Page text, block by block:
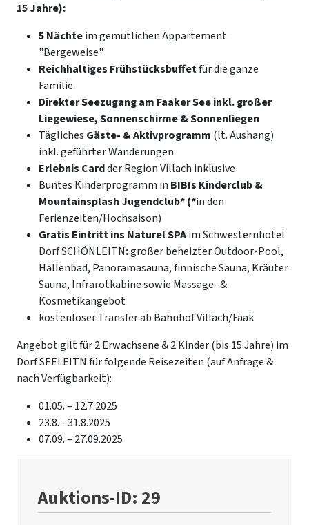
15 Jahre):
5 Nächteim gemütlichen Appartement
"Bergeweise"
Reichhaltiges Frühstücksbuffetfür die ganze
Familie
Direkter Seezugang am Faaker See inkl. großer
Liegewiese, Sonnenschirme & Sonnenliegen
Tägliches Gäste- & Aktivprogramm (lt. Aushang)
inkl. geführter Wanderungen
Erlebnis Cardder Region Villach inklusive
Buntes Kinderprogramm in BIBIs Kinderclub &
Mountainsplash Jugendclub* (*in den
Ferienzeiten/Hochsaison)
Gratis Eintritt ins Naturel SPAim Schwesternhotel
Dorf SCHÖNLEITN:großer beheizter Outdoor-Pool,
Hallenbad, Panoramasauna, finnische Sauna, Kräuter
Sauna, Infrarotkabine sowie Massage- &
Kosmetikangebot
kostenloser Transfer ab Bahnhof Villach/Faak
Angebot gilt für 2 Erwachsene & 2 Kinder (bis 15 Jahre) im
Dorf SEELEITN für folgende Reisezeiten (auf Anfrage &
nach Verfügbarkeit):
01.05. – 12.7.2025
23.8. - 31.8.2025
07.09. – 27.09.2025
Auktions-ID: 29